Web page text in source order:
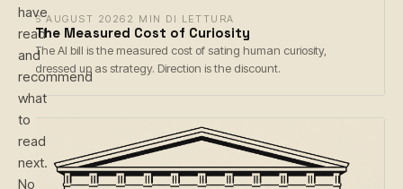
6 AUGUST 2026 2 MIN DI LETTURA
The Measured Cost of Curiosity
The AI bill is the measured cost of sating human curiosity,
dressed up as strategy. Direction is the discount.
have
read
and
recommend
what
to
read
next.
No